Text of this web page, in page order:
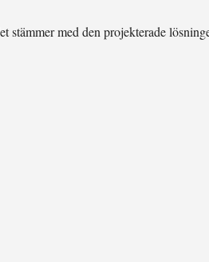
med den projekterade